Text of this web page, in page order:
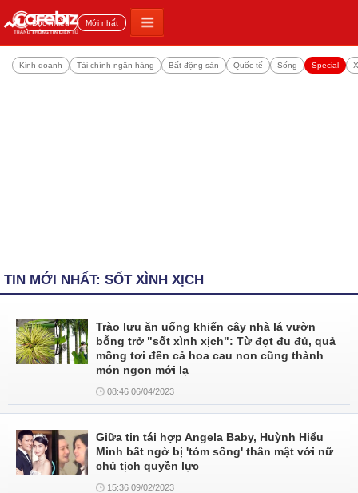
Đọc nhiều Mới nhất
Kinh doanh Tài chính ngân hàng Bất động sản Quốc tế Sống Special
TIN MỚI NHẤT: SỐT XÌNH XỊCH
Trào lưu ăn uống khiến cây nhà lá vườn
bỗng trở "sốt xình xịch": Từ đọt đu đủ, quả
mồng tơi đến cả hoa cau non cũng thành
món ngon mới lạ
08:46 06/04/2023
Giữa tin tái hợp Angela Baby, Huỳnh Hiểu
Minh bất ngờ bị 'tóm sống' thân mật với nữ
chủ tịch quyền lực
15:36 09/02/2023